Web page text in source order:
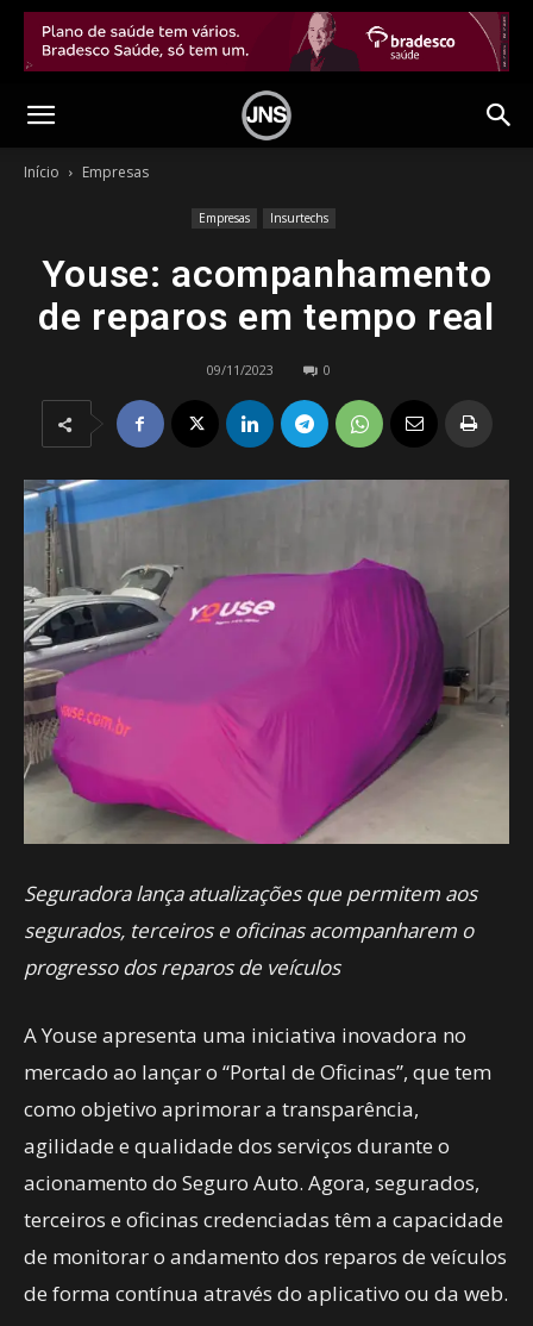
Início Empresas
Empresas Insurtechs
Youse: acompanhamento
de reparos em tempo real
09/11/2023 0
Seguradora lança atualizações que permitem aos
segurados, terceiros e oficinas acompanharem o
progresso dos reparos de veículos
A Youse apresenta uma iniciativa inovadora no
mercado ao lançar o “Portal de Oficinas”, que tem
como objetivo aprimorar a transparência,
agilidade e qualidade dos serviços durante o
acionamento do Seguro Auto. Agora, segurados,
terceiros e oficinas credenciadas têm a capacidade
de monitorar o andamento dos reparos de veículos
de forma contínua através do aplicativo ou da web.